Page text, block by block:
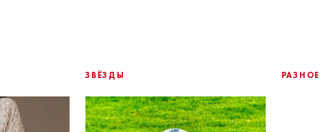
ЗВЁЗДЫ РАЗНОЕ